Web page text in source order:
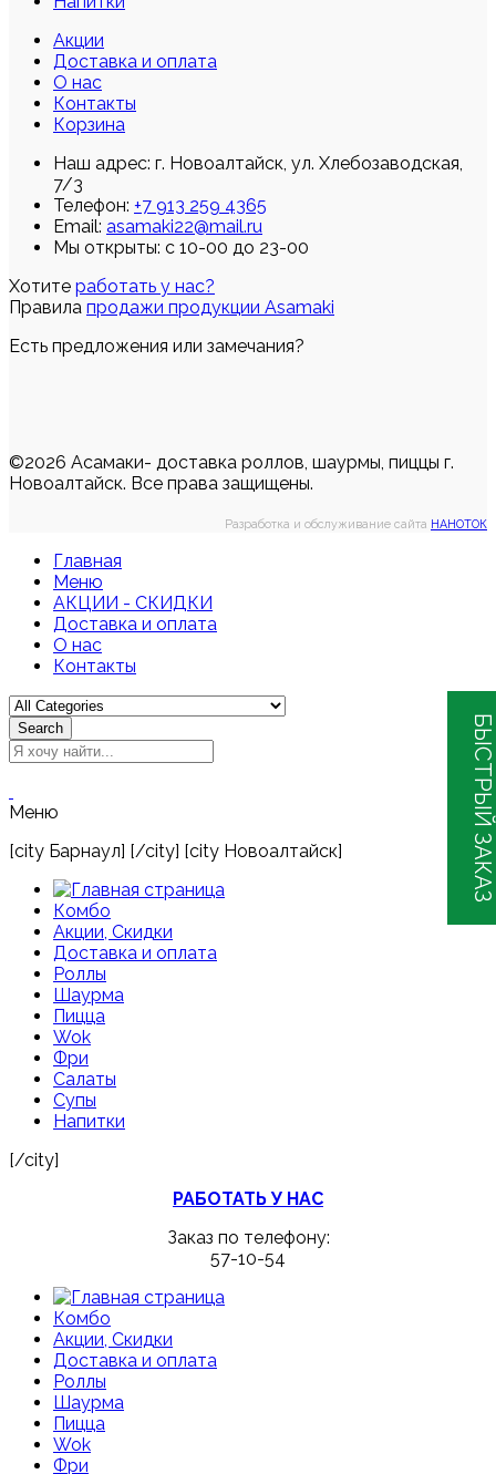
Акции
Доставка и оплата
О нас
Контакты
Корзина
Наш адрес: г. Новоалтайск, ул. Хлебозаводская,
7/3
Телефон: +7 913 259 4365
Email: asamaki22@mail.ru
Мы открыты: с 10-00 до 23-00
Хотите работать у нас?
Правила продажи продукции Asamaki
Есть предложения или замечания?
©2026 Асамаки- доставка роллов, шаурмы, пиццы г.
Новоалтайск. Все права защищены.
Разработка и обслуживание сайта НАНОТОК
Главная
Меню
АКЦИИ - СКИДКИ
Доставка и оплата
О нас
Контакты
Search БЫСТРЫЙ ЗАКАЗ
Меню
[city Барнаул] [/city] [city Новоалтайск]
Комбо
Акции, Скидки
Доставка и оплата
Роллы
Шаурма
Пицца
Wok
Фри
Салаты
Супы
Напитки
[/city]
РАБОТАТЬ У НАС
Заказ по телефону:
57-10-54
Комбо
Акции, Скидки
Доставка и оплата
Роллы
Шаурма
Пицца
Wok
Фри